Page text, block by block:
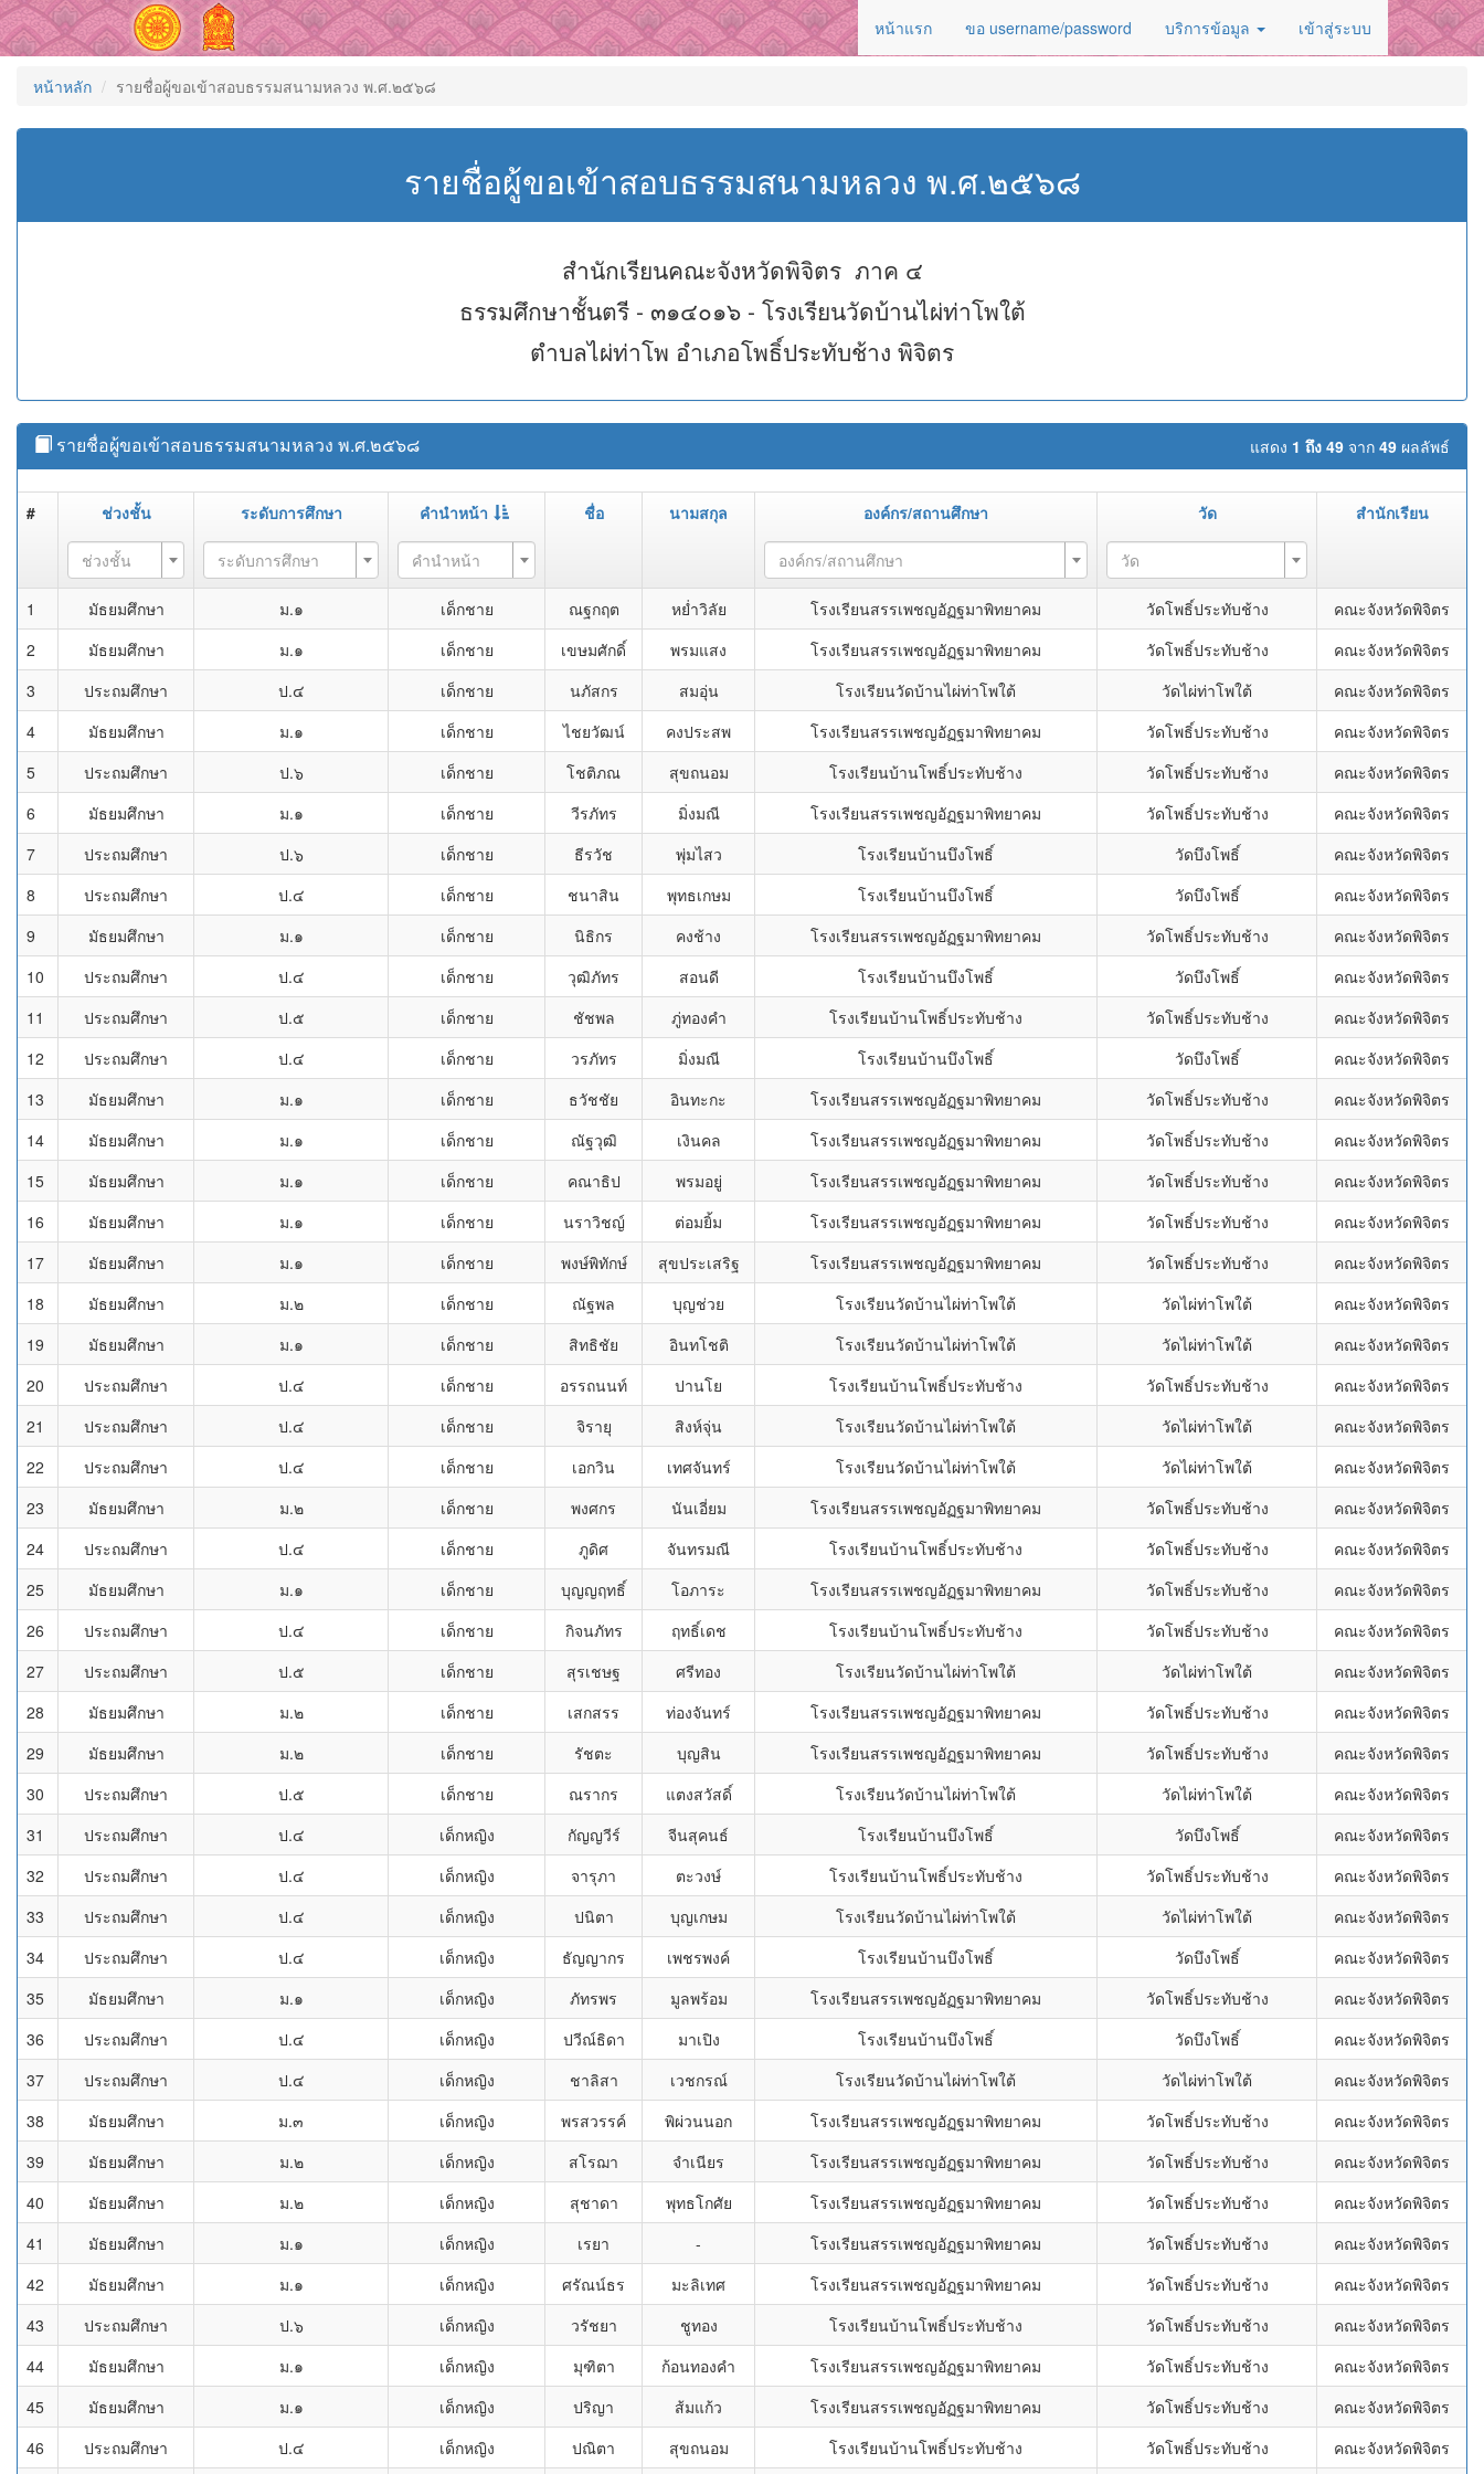
หน้าแรก ขอ username/password บริการข้อมูล เข้าสู่ระบบ
หน้าหลัก รายชื่อผู้ขอเข้าสอบธรรมสนามหลวง พ.ศ.๒๕๖๘
รายชื่อผู้ขอเข้าสอบธรรมสนามหลวง พ.ศ.๒๕๖๘
สำนักเรียนคณะจังหวัดพิจิตร ภาค ๔
ธรรมศึกษาชั้นตรี - ๓๑๔๐๑๖ - โรงเรียนวัดบ้านไผ่ท่าโพใต้
ตำบลไผ่ท่าโพ อำเภอโพธิ์ประทับช้าง พิจิตร
แสดง 1 ถึง 49 จาก 49 ผลลัพธ์
รายชื่อผู้ขอเข้าสอบธรรมสนามหลวง พ.ศ.๒๕๖๘
# ช่วงชั้น ระดับการศึกษา คำนำหน้า ชื่อ นามสกุล องค์กร/สถานศึกษา วัด สำนักเรียน
ช่วงชั้น ระดับการศึกษา คำนำหน้า องค์กร/สถานศึกษา วัด
1 มัธยมศึกษา ม.๑ เด็กชาย ณฐกฤต หย่ำวิลัย โรงเรียนสรรเพชญอัฏฐมาพิทยาคม วัดโพธิ์ประทับช้าง
คณะจังหวัดพิจิตร
2
มัธยมศึกษา ม.๑ เด็กชาย เขษมศักดิ์ พรมแสง โรงเรียนสรรเพชญอัฏฐมาพิทยาคม วัดโพธิ์ประทับช้าง
คณะจังหวัดพิจิตร
3
ประถมศึกษา ป.๔ เด็กชาย นภัสกร สมอุ่น โรงเรียนวัดบ้านไผ่ท่าโพใต้ วัดไผ่ท่าโพใต้
คณะจังหวัดพิจิตร
4
มัธยมศึกษา ม.๑ เด็กชาย ไชยวัฒน์ คงประสพ โรงเรียนสรรเพชญอัฏฐมาพิทยาคม วัดโพธิ์ประทับช้าง
คณะจังหวัดพิจิตร
5
ประถมศึกษา ป.๖ เด็กชาย โชติภณ สุขถนอม โรงเรียนบ้านโพธิ์ประทับช้าง วัดโพธิ์ประทับช้าง
คณะจังหวัดพิจิตร
6
มัธยมศึกษา ม.๑ เด็กชาย วีรภัทร มิ่งมณี โรงเรียนสรรเพชญอัฏฐมาพิทยาคม วัดโพธิ์ประทับช้าง
คณะจังหวัดพิจิตร
7
ประถมศึกษา ป.๖ เด็กชาย ธีรวัช พุ่มไสว โรงเรียนบ้านบึงโพธิ์ วัดบึงโพธิ์
คณะจังหวัดพิจิตร
8
ประถมศึกษา ป.๔ เด็กชาย ชนาสิน พุทธเกษม โรงเรียนบ้านบึงโพธิ์ วัดบึงโพธิ์
คณะจังหวัดพิจิตร
9
มัธยมศึกษา ม.๑ เด็กชาย นิธิกร คงช้าง โรงเรียนสรรเพชญอัฏฐมาพิทยาคม วัดโพธิ์ประทับช้าง
คณะจังหวัดพิจิตร
10
ประถมศึกษา ป.๔ เด็กชาย วุฒิภัทร สอนดี โรงเรียนบ้านบึงโพธิ์ วัดบึงโพธิ์
คณะจังหวัดพิจิตร
11
ประถมศึกษา ป.๕ เด็กชาย ชัชพล ภู่ทองคำ โรงเรียนบ้านโพธิ์ประทับช้าง วัดโพธิ์ประทับช้าง
คณะจังหวัดพิจิตร
12
ประถมศึกษา ป.๔ เด็กชาย วรภัทร มิ่งมณี โรงเรียนบ้านบึงโพธิ์ วัดบึงโพธิ์
คณะจังหวัดพิจิตร
13
มัธยมศึกษา ม.๑ เด็กชาย ธวัชชัย อินทะกะ โรงเรียนสรรเพชญอัฏฐมาพิทยาคม วัดโพธิ์ประทับช้าง
คณะจังหวัดพิจิตร
14
มัธยมศึกษา ม.๑ เด็กชาย ณัฐวุฒิ เงินคล โรงเรียนสรรเพชญอัฏฐมาพิทยาคม วัดโพธิ์ประทับช้าง
คณะจังหวัดพิจิตร
15
มัธยมศึกษา ม.๑ เด็กชาย คณาธิป พรมอยู่ โรงเรียนสรรเพชญอัฏฐมาพิทยาคม วัดโพธิ์ประทับช้าง
คณะจังหวัดพิจิตร
16
มัธยมศึกษา ม.๑ เด็กชาย นราวิชญ์ ต่อมยิ้ม โรงเรียนสรรเพชญอัฏฐมาพิทยาคม วัดโพธิ์ประทับช้าง
คณะจังหวัดพิจิตร
17
มัธยมศึกษา ม.๑ เด็กชาย พงษ์พิทักษ์ สุขประเสริฐ โรงเรียนสรรเพชญอัฏฐมาพิทยาคม วัดโพธิ์ประทับช้าง
คณะจังหวัดพิจิตร
18
มัธยมศึกษา ม.๒ เด็กชาย ณัฐพล บุญช่วย โรงเรียนวัดบ้านไผ่ท่าโพใต้ วัดไผ่ท่าโพใต้
คณะจังหวัดพิจิตร
19
มัธยมศึกษา ม.๑ เด็กชาย สิทธิชัย อินทโชติ โรงเรียนวัดบ้านไผ่ท่าโพใต้ วัดไผ่ท่าโพใต้
คณะจังหวัดพิจิตร
20
ประถมศึกษา ป.๔ เด็กชาย อรรถนนท์ ปานโย โรงเรียนบ้านโพธิ์ประทับช้าง วัดโพธิ์ประทับช้าง
คณะจังหวัดพิจิตร
21
ประถมศึกษา ป.๔ เด็กชาย จิรายุ สิงห์จุ่น โรงเรียนวัดบ้านไผ่ท่าโพใต้ วัดไผ่ท่าโพใต้
คณะจังหวัดพิจิตร
22
ประถมศึกษา ป.๔ เด็กชาย เอกวิน เทศจันทร์ โรงเรียนวัดบ้านไผ่ท่าโพใต้ วัดไผ่ท่าโพใต้
คณะจังหวัดพิจิตร
23
มัธยมศึกษา ม.๒ เด็กชาย พงศกร นันเอี่ยม โรงเรียนสรรเพชญอัฏฐมาพิทยาคม วัดโพธิ์ประทับช้าง
คณะจังหวัดพิจิตร
24
ประถมศึกษา ป.๔ เด็กชาย ภูดิศ จันทรมณี โรงเรียนบ้านโพธิ์ประทับช้าง วัดโพธิ์ประทับช้าง
คณะจังหวัดพิจิตร
25
มัธยมศึกษา ม.๑ เด็กชาย บุญญฤทธิ์ โอภาระ โรงเรียนสรรเพชญอัฏฐมาพิทยาคม วัดโพธิ์ประทับช้าง
คณะจังหวัดพิจิตร
26
ประถมศึกษา ป.๔ เด็กชาย กิจนภัทร ฤทธิ์เดช โรงเรียนบ้านโพธิ์ประทับช้าง วัดโพธิ์ประทับช้าง
คณะจังหวัดพิจิตร
27
ประถมศึกษา ป.๕ เด็กชาย สุรเชษฐ ศรีทอง โรงเรียนวัดบ้านไผ่ท่าโพใต้ วัดไผ่ท่าโพใต้
คณะจังหวัดพิจิตร
28
มัธยมศึกษา ม.๒ เด็กชาย เสกสรร ท่องจันทร์ โรงเรียนสรรเพชญอัฏฐมาพิทยาคม วัดโพธิ์ประทับช้าง
คณะจังหวัดพิจิตร
29
มัธยมศึกษา ม.๒ เด็กชาย รัชตะ บุญสิน โรงเรียนสรรเพชญอัฏฐมาพิทยาคม วัดโพธิ์ประทับช้าง
คณะจังหวัดพิจิตร
30
ประถมศึกษา ป.๕ เด็กชาย ณรากร แตงสวัสดิ์ โรงเรียนวัดบ้านไผ่ท่าโพใต้ วัดไผ่ท่าโพใต้
คณะจังหวัดพิจิตร
31
ประถมศึกษา ป.๔ เด็กหญิง กัญญวีร์ จีนสุคนธ์ โรงเรียนบ้านบึงโพธิ์ วัดบึงโพธิ์
คณะจังหวัดพิจิตร
32
ประถมศึกษา ป.๔ เด็กหญิง จารุภา ตะวงษ์ โรงเรียนบ้านโพธิ์ประทับช้าง วัดโพธิ์ประทับช้าง
คณะจังหวัดพิจิตร
33
ประถมศึกษา ป.๔ เด็กหญิง ปนิตา บุญเกษม โรงเรียนวัดบ้านไผ่ท่าโพใต้ วัดไผ่ท่าโพใต้
คณะจังหวัดพิจิตร
34
ประถมศึกษา ป.๔ เด็กหญิง ธัญญากร เพชรพงค์ โรงเรียนบ้านบึงโพธิ์ วัดบึงโพธิ์
คณะจังหวัดพิจิตร
35
มัธยมศึกษา ม.๑ เด็กหญิง ภัทรพร มูลพร้อม โรงเรียนสรรเพชญอัฏฐมาพิทยาคม วัดโพธิ์ประทับช้าง
คณะจังหวัดพิจิตร
36
ประถมศึกษา ป.๔ เด็กหญิง ปวีณ์ธิดา มาเปิง โรงเรียนบ้านบึงโพธิ์ วัดบึงโพธิ์
คณะจังหวัดพิจิตร
37
ประถมศึกษา ป.๔ เด็กหญิง ชาลิสา เวชกรณ์ โรงเรียนวัดบ้านไผ่ท่าโพใต้ วัดไผ่ท่าโพใต้
คณะจังหวัดพิจิตร
38
มัธยมศึกษา ม.๓ เด็กหญิง พรสวรรค์ พิผ่วนนอก โรงเรียนสรรเพชญอัฏฐมาพิทยาคม วัดโพธิ์ประทับช้าง
คณะจังหวัดพิจิตร
39
มัธยมศึกษา ม.๒ เด็กหญิง สโรฌา จำเนียร โรงเรียนสรรเพชญอัฏฐมาพิทยาคม วัดโพธิ์ประทับช้าง
คณะจังหวัดพิจิตร
40
มัธยมศึกษา ม.๒ เด็กหญิง สุชาดา พุทธโกศัย โรงเรียนสรรเพชญอัฏฐมาพิทยาคม วัดโพธิ์ประทับช้าง
คณะจังหวัดพิจิตร
41
มัธยมศึกษา ม.๑ เด็กหญิง เรยา - โรงเรียนสรรเพชญอัฏฐมาพิทยาคม วัดโพธิ์ประทับช้าง
คณะจังหวัดพิจิตร
42
มัธยมศึกษา ม.๑ เด็กหญิง ศรัณน์ธร มะลิเทศ โรงเรียนสรรเพชญอัฏฐมาพิทยาคม วัดโพธิ์ประทับช้าง
คณะจังหวัดพิจิตร
43
ประถมศึกษา ป.๖ เด็กหญิง วรัชยา ชูทอง โรงเรียนบ้านโพธิ์ประทับช้าง วัดโพธิ์ประทับช้าง
คณะจังหวัดพิจิตร
44
มัธยมศึกษา ม.๑ เด็กหญิง มุฑิตา ก้อนทองคำ โรงเรียนสรรเพชญอัฏฐมาพิทยาคม วัดโพธิ์ประทับช้าง
คณะจังหวัดพิจิตร
45
มัธยมศึกษา ม.๑ เด็กหญิง ปริญา ส้มแก้ว โรงเรียนสรรเพชญอัฏฐมาพิทยาคม วัดโพธิ์ประทับช้าง
คณะจังหวัดพิจิตร
46
ประถมศึกษา ป.๔ เด็กหญิง ปณิตา สุขถนอม โรงเรียนบ้านโพธิ์ประทับช้าง วัดโพธิ์ประทับช้าง คณะจังหวัดพิจิตร